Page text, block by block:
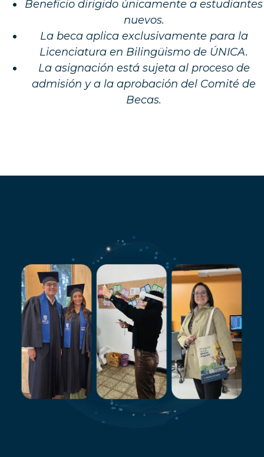
Beneficio dirigido únicamente a estudiantes
nuevos.
La beca aplica exclusivamente para la
Licenciatura en Bilingüismo de ÚNICA.
La asignación está sujeta al proceso de
admisión y a la aprobación del Comité de
Becas.